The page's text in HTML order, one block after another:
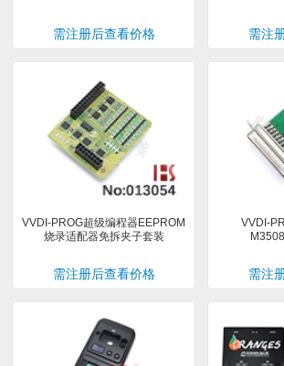
需注册后查看价格 需注
VVDI-PROG超级编程器EEPROM
烧录适配器免拆夹子套装
需注册后查看价格
VVDI-
需注